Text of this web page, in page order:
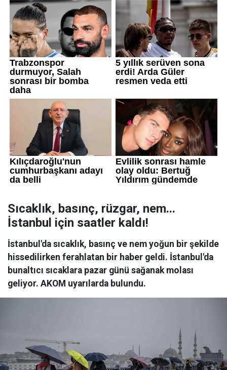
Sıcaklık, basınç, rüzgar, nem...
İstanbul için saatler kaldı!
İstanbul'da sıcaklık, basınç ve nem yoğun bir şekilde
hissedilirken ferahlatan bir haber geldi. İstanbul'da
bunaltıcı sıcaklara pazar günü sağanak molası
geliyor. AKOM uyarılarda bulundu.